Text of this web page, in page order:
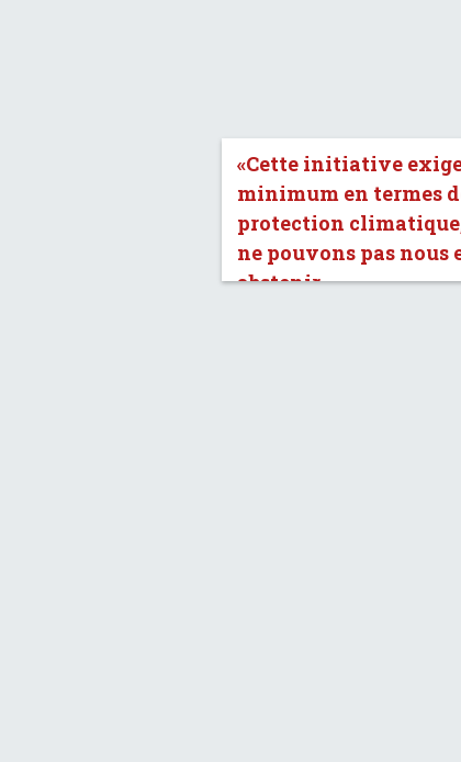
«Cette initiative
minimum en termes
protection
ne pouvons pas nous
abstenir.»